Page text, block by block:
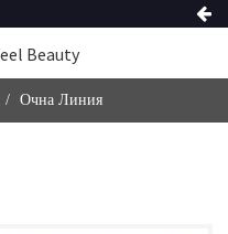
Очна Линия